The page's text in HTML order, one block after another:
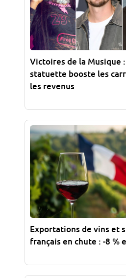
Victoires de la Musique
statuette booste les
les revenus
Exportations de vins et
français en chute : -8 %